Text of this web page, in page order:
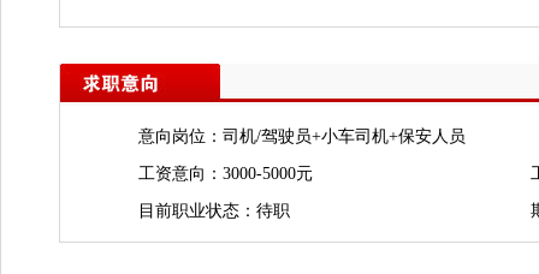
意向岗位：司机/驾驶员+小车司机+保安人员
工资意向：3000-5000元
目前职业状态：待职